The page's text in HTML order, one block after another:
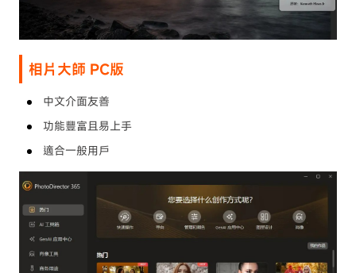
相片大師 PC版
中文介面友善
功能豐富且易上手
適合一般用戶